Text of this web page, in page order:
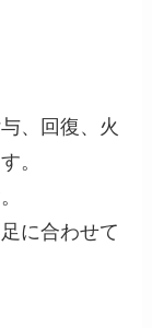
、回復、火
。
に合わせて